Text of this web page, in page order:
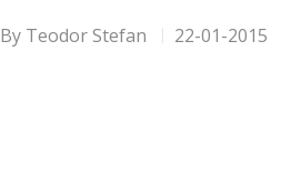
By Teodor Stefan 22-01-2015